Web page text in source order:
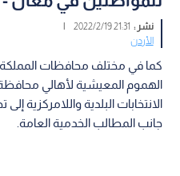
نشر : 21:31 2022/2/19
|
الأردن
كما في مختلف محافظات
الهموم المعيشية لأهالي
الانتخابات البلدية واللامركزية
جانب المطالب الخدمية العامة.